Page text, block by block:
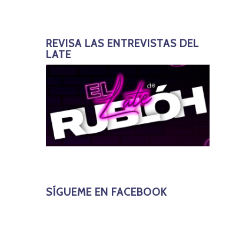
REVISA LAS ENTREVISTAS DEL
LATE
SÍGUEME EN FACEBOOK